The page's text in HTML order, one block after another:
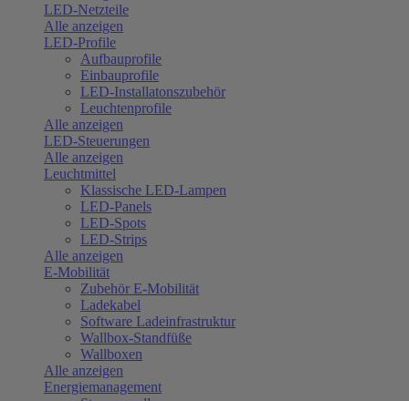
LED-Netzteile
Alle anzeigen
LED-Profile
Aufbauprofile
Einbauprofile
LED-Installatonszubehör
Leuchtenprofile
Alle anzeigen
LED-Steuerungen
Alle anzeigen
Leuchtmittel
Klassische LED-Lampen
LED-Panels
LED-Spots
LED-Strips
Alle anzeigen
E-Mobilität
Zubehör E-Mobilität
Ladekabel
Software Ladeinfrastruktur
Wallbox-Standfüße
Wallboxen
Alle anzeigen
Energiemanagement